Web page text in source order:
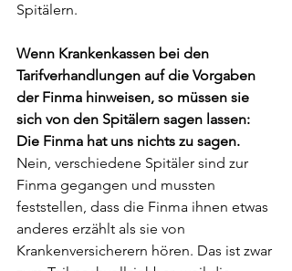
Spitälern.
Wenn Krankenkassen bei den
Tarifverhandlungen auf die Vorgaben
der Finma hinweisen, so müssen sie
sich von den Spitälern sagen lassen:
Die Finma hat uns nichts zu sagen.
Nein, verschiedene Spitäler sind zur
Finma gegangen und mussten
feststellen, dass die Finma ihnen etwas
anderes erzählt als sie von
Krankenversicherern hören. Das ist zwar